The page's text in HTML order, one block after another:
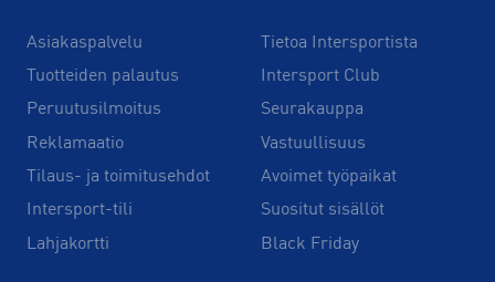
Asiakaspalvelu
Tuotteiden palautus
Peruutusilmoitus
Reklamaatio
Tilaus- ja toimitusehdot
Intersport-tili
Lahjakortti
Tietoa Intersportista
Intersport Club
Seurakauppa
Vastuullisuus
Avoimet työpaikat
Suositut sisällöt
Black Friday